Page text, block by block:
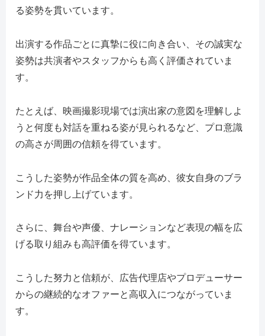
る姿勢を貫いています。
出演する作品ごとに真摯に役に向き合い、その誠実な
姿勢は共演者やスタッフからも高く評価されていま
す。
たとえば、映画撮影現場では演出家の意図を理解しよ
うと何度も対話を重ねる姿が見られるなど、プロ意識
の高さが周囲の信頼を得ています。
こうした姿勢が作品全体の質を高め、彼女自身のブラ
ンド力を押し上げています。
さらに、舞台や声優、ナレーションなど表現の幅を広
げる取り組みも高評価を得ています。
こうした努力と信頼が、広告代理店やプロデューサー
からの継続的なオファーと高収入につながっていま
す。